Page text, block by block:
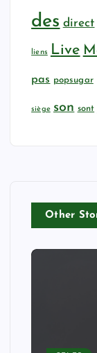
des direct
liens Live
pas popsugar
siège son sont
Other